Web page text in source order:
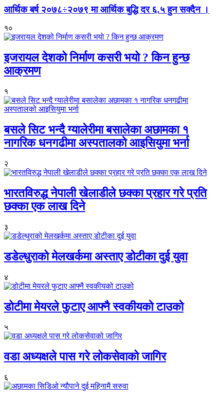
आर्थिक बर्ष २०७८÷२०७९ मा आर्थिक बुद्धि दर ६.५ हुन सक्दैन ।
१०
इजरायल देशको निर्माण कसरी भयो ? किन हुन्छ
आक्रमण
१
बसले सिट भन्दै ग्यालेरीमा बसालेका अछामका १
नागरिक धनगढीमा अस्पतालको आइसियुमा भर्ना
२
भारतविरुद्ध नेपाली खेलाडीले छक्का प्रहार गरे प्रति
छक्का एक लाख दिने
३
डडेल्धुराको मेलखर्कमा अस्ताए डोटीका दुई युवा
४
डोटीमा मेयरले फुटाए आफ्नै स्वकीयको टाउको
५
वडा अध्यक्षले पास गरे लोकसेवाको जागिर
६